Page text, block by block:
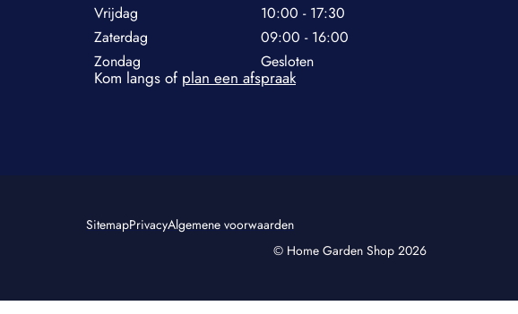
Vrijdag
10:00 - 17:30
Zaterdag
09:00 - 16:00
Zondag
Gesloten
Kom langs of plan een afspraak
SitemapPrivacyAlgemene voorwaarden
© Home Garden Shop 2026